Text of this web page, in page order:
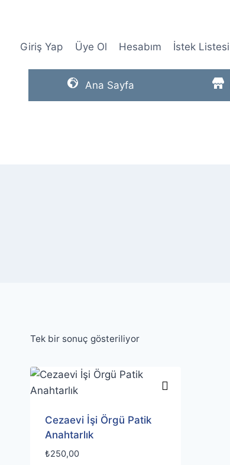
Giriş Yap Üye Ol Hesabım İstek Listesi
Ana Sayfa
Tek bir sonuç gösteriliyor
Cezaevi İşi Örgü Patik
Anahtarlık
₺250,00